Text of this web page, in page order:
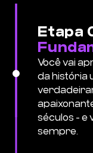
Etapa
Você vai
da história
séculos - e
sempre.